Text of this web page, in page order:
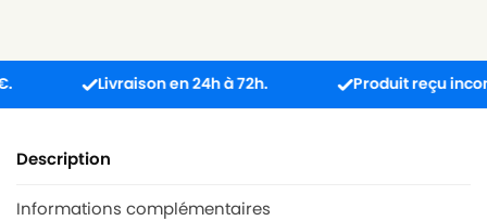
Livraison en 24h à 72h. Produit reçu
Description
Informations complémentaires